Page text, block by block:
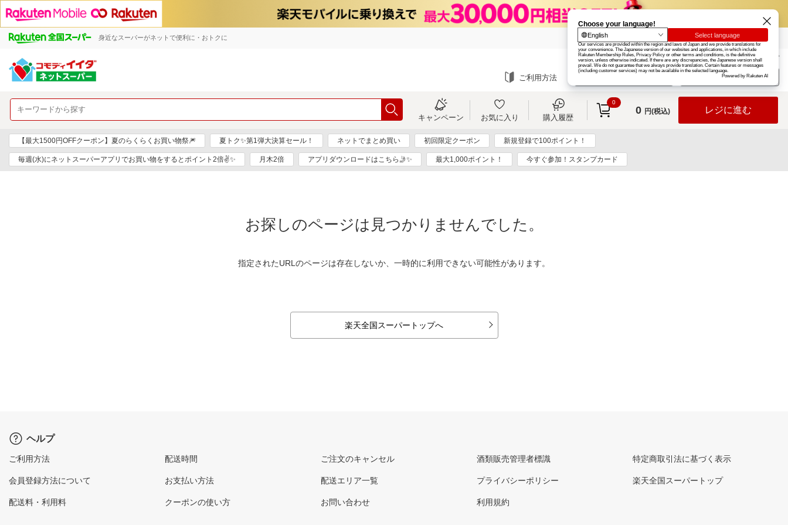
身近なスーパーがネットで便利に・おトクに 楽天グループ カード
お知らせ ヘルプ
ご利用方法 ログイン
キャンペーン お気に入り 購入履歴
0
0 円(税込) レジに進む
【最大1500円OFFクーポン】夏のらくらくお買い物祭🎆 夏トク✨第1弾大決算セール！ ネットでまとめ買い 初回限定クーポン 新規登録で100ポイント！
毎週(水)にネットスーパーアプリでお買い物をするとポイント2倍✌✨ 月木2倍 アプリダウンロードはこちら🤳✨ 最大1,000ポイント！ 今すぐ参加！スタンプカード
お探しのページは見つかりませんでした。
指定されたURLのページは存在しないか、一時的に利用できない可能性があります。
楽天全国スーパートップへ
ヘルプ
ご利用方法
会員登録方法について
配送料・利用料
配送時間
お支払い方法
クーポンの使い方
ご注文のキャンセル
配送エリア一覧
お問い合わせ
酒類販売管理者標識
プライバシーポリシー
利用規約
特定商取引法に基づく表示
楽天全国スーパートップ